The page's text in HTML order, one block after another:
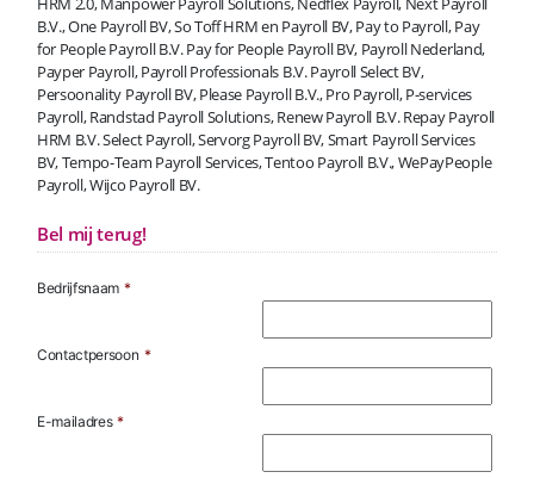
B.V., One Payroll BV, So Toff HRM en Payroll BV, Pay to Payroll, Pay
for People Payroll B.V. Pay for People Payroll BV, Payroll Nederland,
Payper Payroll, Payroll Professionals B.V. Payroll Select BV,
Persoonality Payroll BV, Please Payroll B.V., Pro Payroll, P-services
Payroll, Randstad Payroll Solutions, Renew Payroll B.V. Repay Payroll
HRM B.V. Select Payroll, Servorg Payroll BV, Smart Payroll Services
BV, Tempo-Team Payroll Services, Tentoo Payroll B.V., WePayPeople
Payroll, Wijco Payroll BV.
Bel mij terug!
Bedrijfsnaam *
Contactpersoon *
E-mailadres *